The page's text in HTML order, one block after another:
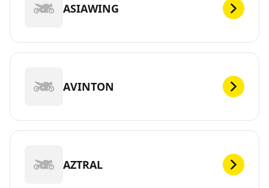
ASIAWING
AVINTON
AZTRAL